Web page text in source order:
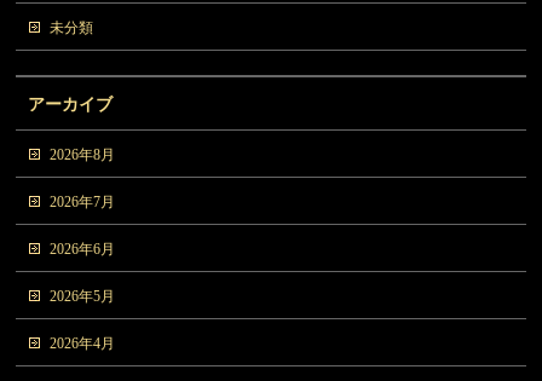
未分類
アーカイブ
2026年8月
2026年7月
2026年6月
2026年5月
2026年4月